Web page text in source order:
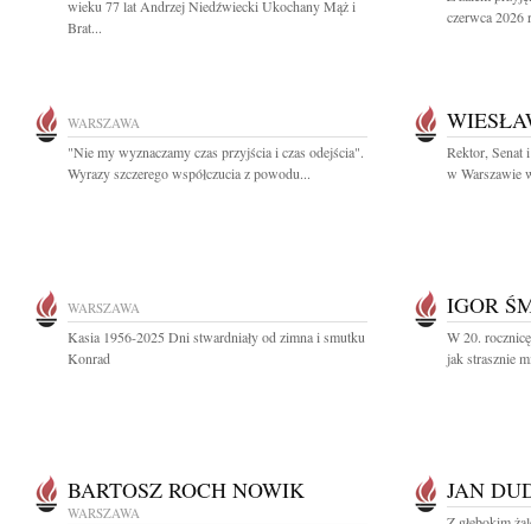
wieku 77 lat Andrzej Niedźwiecki Ukochany Mąż i
Brat...
czerwca 2026
WARSZAWA
"Nie my wyznaczamy czas przyjścia i czas odejścia".
Wyrazy szczerego współczucia z powodu...
Rektor, Senat
w Warszawie
WARSZAWA
Kasia 1956-2025 Dni stwardniały od zimna i smutku
Konrad
IGOR
W 20.
jak strasznie
BARTOSZ ROCH NOWIK
WARSZAWA
JAN